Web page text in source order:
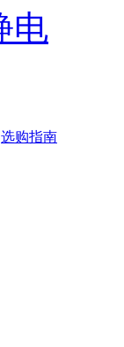
电
选购指南